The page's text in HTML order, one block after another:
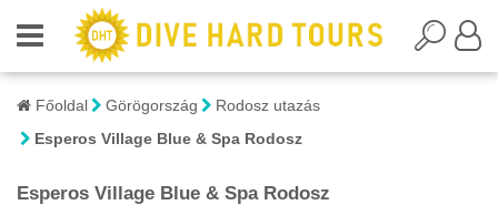
Főoldal Görögország
Rodosz utazás
Esperos Village Blue & Spa Rodosz
Esperos Village Blue & Spa Rodosz